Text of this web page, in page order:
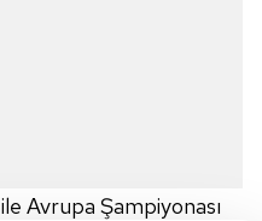
ile Avrupa Şampiyonası